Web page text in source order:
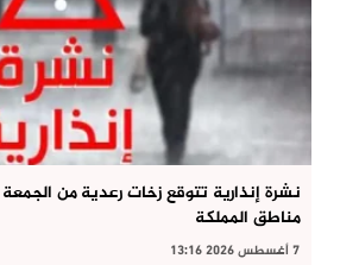
نشرة إنذارية تتوقع زخات رعدية من
مناطق المملكة
7 أغسطس 2026 13:16